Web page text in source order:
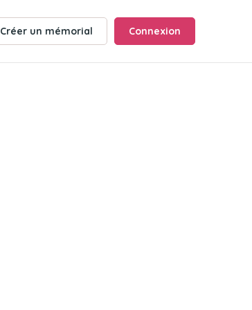
Créer un mémorial Connexion